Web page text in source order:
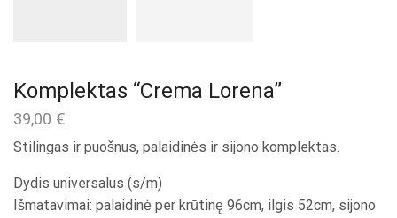
Komplektas “Crema Lorena”
39,00 €
Stilingas ir puošnus, palaidinės ir sijono komplektas.
Dydis universalus (s/m)
Išmatavimai: palaidinė per krūtinę 96cm, ilgis 52cm, sijono